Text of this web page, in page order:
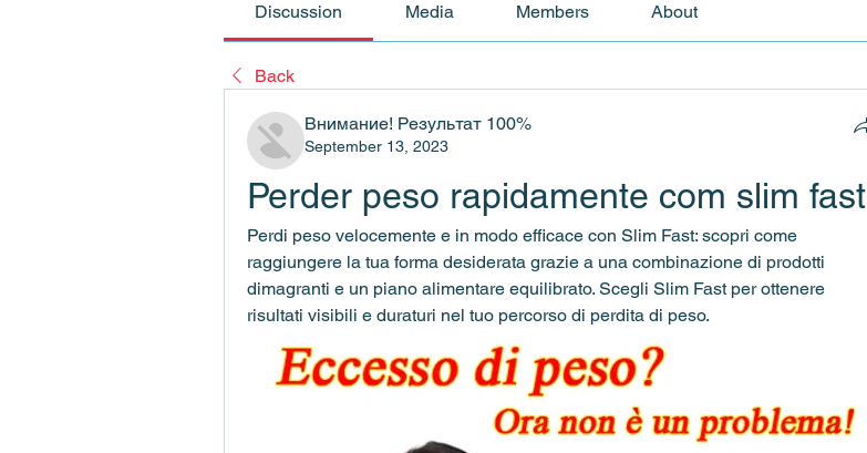
Discussion Media Members About
Back
Внимание! Результат 100%
September 13, 2023
Perder peso rapidamente com slim fast
Perdi peso velocemente e in modo efficace con Slim Fast: scopri come
raggiungere la tua forma desiderata grazie a una combinazione di prodotti
dimagranti e un piano alimentare equilibrato. Scegli Slim Fast per ottenere
risultati visibili e duraturi nel tuo percorso di perdita di peso.